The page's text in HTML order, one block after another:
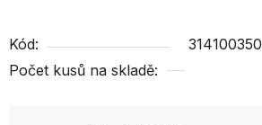
Kód:
314100350
Počet kusů na skladě: